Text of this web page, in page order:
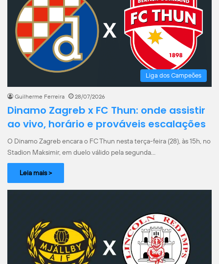
Liga dos Campeões
Guilherme Ferreira 28/07/2026
Dinamo Zagreb x FC Thun: onde assistir
ao vivo, horário e prováveis escalações
O Dinamo Zagreb encara o FC Thun nesta terça-feira (28), às 15h, no
Stadion Maksimir, em duelo válido pela segunda…
Leia mais >